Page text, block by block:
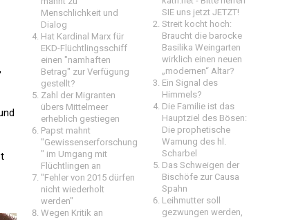
Menschlichkeit und
Dialog
Hat Kardinal Marx für
EKD-Flüchtlingsschiff
einen "namhaften
Betrag" zur Verfügung
gestellt?
Zahl der Migranten
übers Mittelmeer
erheblich gestiegen
Papst mahnt
"Gewissenserforschung
" im Umgang mit
Flüchtlingen an
"Fehler von 2015 dürfen
nicht wiederholt
werden"
Wegen Kritik an
SIE uns jetzt JETZT!
Streit kocht hoch:
Braucht die barocke
Basilika Weingarten
wirklich einen neuen
„modernen“ Altar?
Ein Signal des
Himmels?
Die Familie ist das
Hauptziel des Bösen:
Die prophetische
Warnung des hl.
Scharbel
Das Schweigen der
Bischöfe zur Causa
Spahn
Leihmutter soll
gezwungen werden,